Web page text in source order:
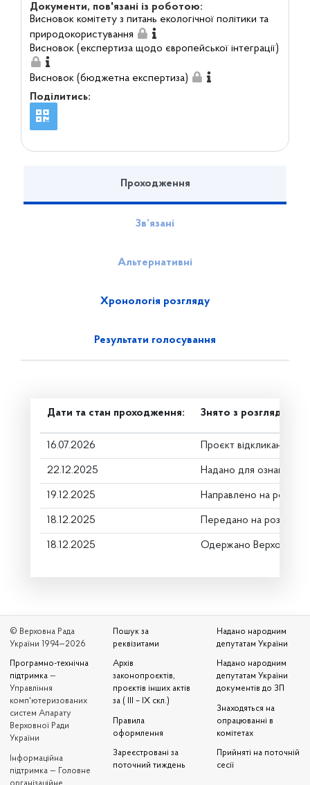
Документи, пов'язані із роботою:
Висновок комітету з питань екологічної політики та
природокористування
Висновок (експертиза щодо європейської інтеграції)
Висновок (бюджетна експертиза)
Поділитись:
Проходження
Зв’язані
Альтернативні
Хронологія розгляду
Результати голосування
Дати та стан проходження: Знято з розгляду
16.07.2026 Проєкт відкликано
22.12.2025 Надано для
19.12.2025 Направлено на
18.12.2025 Передано на розгляд
18.12.2025 Одержано Верховною
© Верховна Рада
України 1994—2026
Програмно-технічна
підтримка —
Управління
комп'ютеризованих
систем Апарату
Верховної Ради
України
Iнформаційна
підтримка — Головне
організаційне
Пошук за
реквізитами
Архів
законопроєктів,
проєктів інших актів
за ( III – IX скл.)
Правила
оформлення
Зареєстровані за
поточний тиждень
Надано народним
депутатам України
Надано народним
депутатам України
документів до ЗП
Знаходяться на
опрацюванні в
комітетах
Прийняті на поточній
сесії